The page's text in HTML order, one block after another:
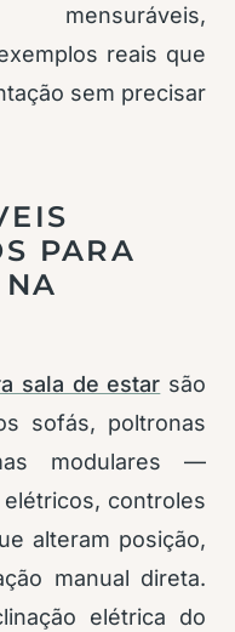
reais que
sem precisar
PARA
sala de estar são
sofás, poltronas
modulares —
controles
alteram posição,
manual direta.
elétrica do